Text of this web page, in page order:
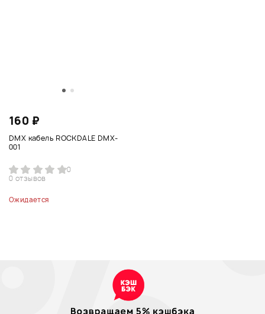
160 ₽
DMX кабель ROCKDALE DMX-
001
0
0 отзывов
Ожидается